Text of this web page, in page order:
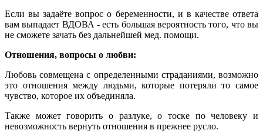
Если вы задаёте вопрос о беременности, и в качестве ответа
вам выпадает ВДОВА - есть большая вероятность того, что вы
не сможете зачать без дальнейшей мед. помощи.
Отношения, вопросы о любви:
Любовь совмещена с определенными страданиями, возможно
это отношения между людьми, которые потеряли то самое
чувство, которое их объединяла.
Также может говорить о разлуке, о тоске по человеку и
невозможность вернуть отношения в прежнее русло.